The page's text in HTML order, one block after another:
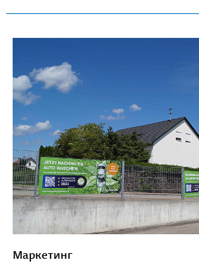
Маркетинг